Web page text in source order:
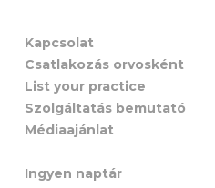
Kapcsolat
Csatlakozás orvosként
List your practice
Szolgáltatás bemutató
Médiaajánlat
Ingyen naptár